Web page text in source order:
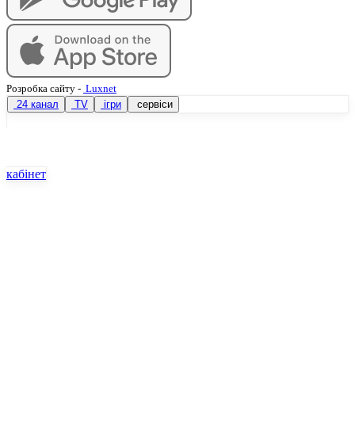
Розробка сайту - Luxnet
24 канал
TV ігри сервіси
кабінет